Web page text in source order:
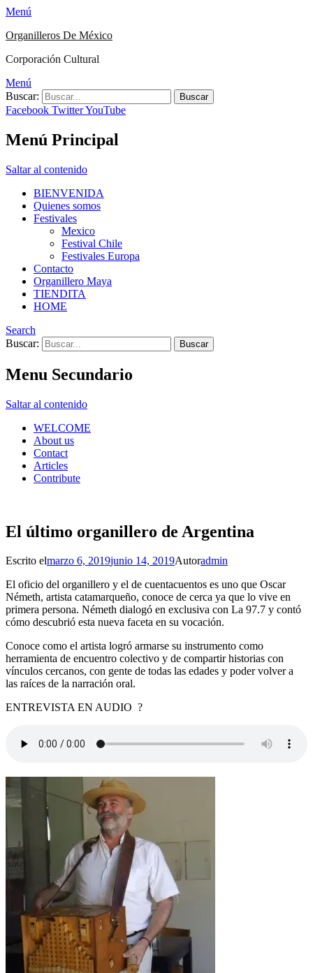
Menú
Organilleros De México
Corporación Cultural
Menú
Buscar:
Facebook TwitterYouTube
Menú Principal
Saltar al contenido
BIENVENIDA
Quienes somos
Festivales
Mexico
Festival Chile
Festivales Europa
Contacto
Organillero Maya
TIENDITA
HOME
Search
Buscar:
Menu Secundario
Saltar al contenido
WELCOME
About us
Contact
Articles
Contribute
El último organillero de Argentina
Escrito elmarzo 6, 2019junio 14, 2019Autoradmin
El oficio del organillero y el de cuentacuentos es uno que Oscar
Németh, artista catamarqueño, conoce de cerca ya que lo vive en
primera persona. Németh dialogó en exclusiva con La 97.7 y contó
cómo descubrió esta nueva faceta en su vocación.
Conoce como el artista logró armarse su instrumento como
herramienta de encuentro colectivo y de compartir historias con
vínculos cercanos, con gente de todas las edades y poder volver a
las raíces de la narración oral.
ENTREVISTA EN AUDIO ?